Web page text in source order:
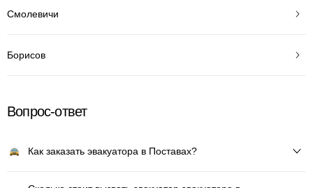
Смолевичи
Борисов
Вопрос-ответ
Как заказать эвакуатора в Поставах?